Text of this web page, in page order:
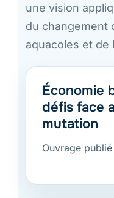
une vision
du changement
aquacoles et de
Économie
défis face
mutation
Ouvrage